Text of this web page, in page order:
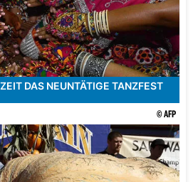
DAS NEUNTÄTIGE TANZFEST
© AFP